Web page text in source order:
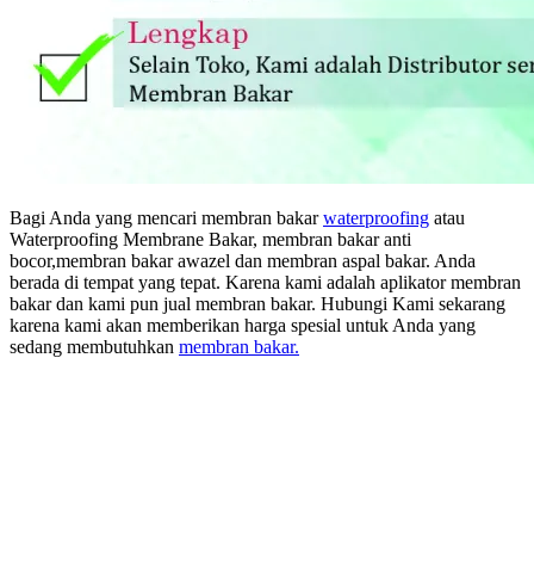
Bagi Anda yang mencari membran bakarwaterproofing atau
Waterproofing Membrane Bakar, membran bakar anti
bocor,membran bakar awazel dan membran aspal bakar. Anda
berada di tempat yang tepat. Karena kami adalah aplikator membran
bakar dan kami pun jual membran bakar. Hubungi Kami sekarang
karena kami akan memberikan harga spesial untuk Anda yang
sedang membutuhkan membran bakar.